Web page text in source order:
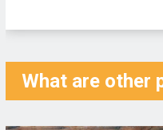
What are other